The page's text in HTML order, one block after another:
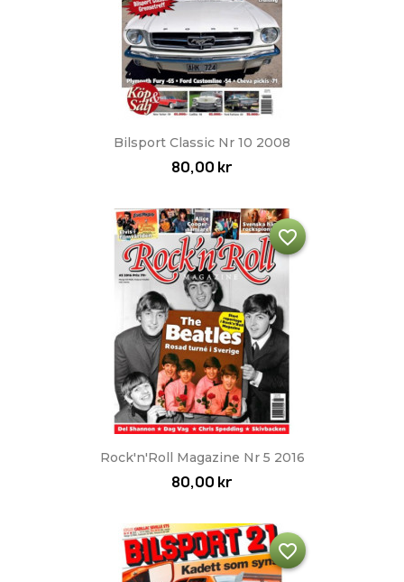
Bilsport Classic Nr 10 2008
80,00 kr
Rock'n'Roll Magazine Nr 5 2016
80,00 kr
favorite_border
favorite_border